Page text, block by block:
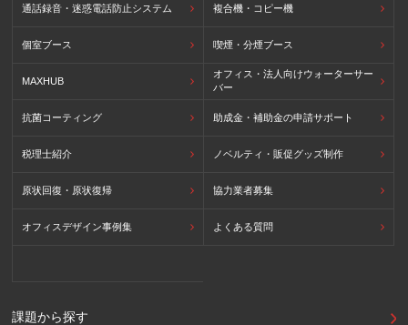
通話録音・迷惑電話防止システム 複合機・コピー機
個室ブース 喫煙・分煙ブース
MAXHUB
オフィス・法人向けウォーターサー
バー
抗菌コーティング 助成金・補助金の申請サポート
税理士紹介 ノベルティ・販促グッズ制作
原状回復・原状復帰 協力業者募集
オフィスデザイン事例集 よくある質問
課題から探す